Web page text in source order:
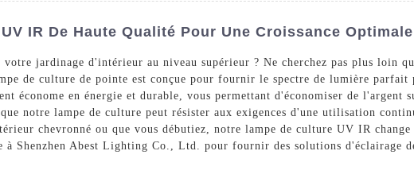
IR De Haute Qualité Pour Une Croissance
votre jardinage d'intérieur au niveau supérieur ? Ne cherchez pas plus loin
de culture de pointe est conçue pour fournir le spectre de lumière parfait
économe en énergie et durable, vous permettant d'économiser de
notre lampe de culture peut résister aux exigences d'une utilisation
chevronné ou que vous débutiez, notre lampe de culture UV IR
à Shenzhen Abest Lighting Co., Ltd. pour fournir des solutions d'éclairage